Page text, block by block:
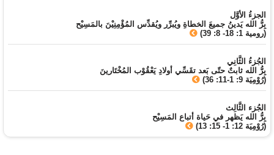
الجزءُ الأوَّل
بِرُّ الله يَدينُ جميعَ الخطاةِ ويُبرِّر ويُقدِّس المُؤْمِنِيْنَ بالمَسِيْح
(رومية 1: 18- 8: 39)
الجُزءُ الثَّانِي
بِرُّ الله ثابتٌ حتّى بَعد تقَسِّي أولادِ يَعْقُوْب المُخْتَارينَ
(رُوْمِيَة 9: 1-11: 36)
الجُزء الثَّالِث
بِرُّ الله يَظهر في حَياة أتباع المَسِيْح
(رُوْمِيَة 12: 1- 15: 13)